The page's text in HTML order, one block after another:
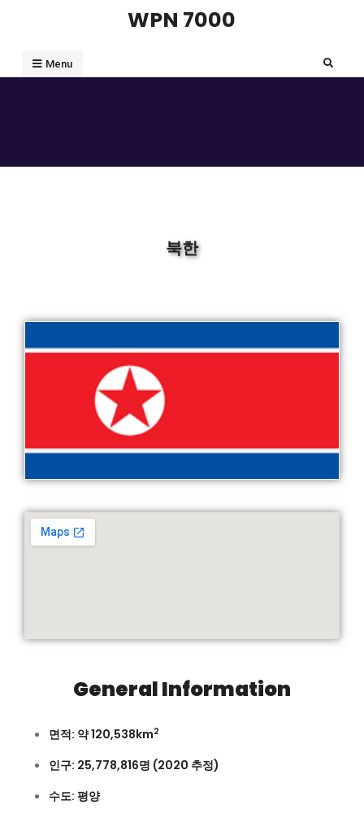
WPN 7000
Menu
북한
General Information
면적: 약 120,538km2
인구: 25,778,816명 (2020 추정)
수도: 평양